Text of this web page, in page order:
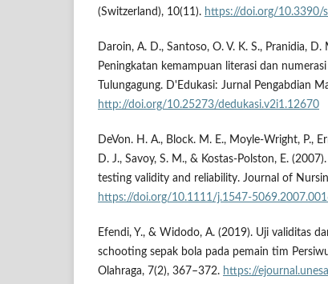
(Switzerland), 10(11). https://doi.org/10.3390/
Daroin, A. D., Santoso, O. V. K. S., Pranidia,
Peningkatan kemampuan literasi dan
Tulungagung. D'Edukasi: Jurnal Pengabdian
http://doi.org/10.25273/dedukasi.v2i1.12670
DeVon. H. A., Block. M. E., Moyle-Wright, P.,
D. J., Savoy, S. M., & Kostas-Polston, E.
testing validity and reliability. Journal of
https://doi.org/10.1111/j.1547-
Efendi, Y., & Widodo, A. (2019). Uji validitas
schooting sepak bola pada pemain tim
Olahraga, 7(2), 367–372. https://